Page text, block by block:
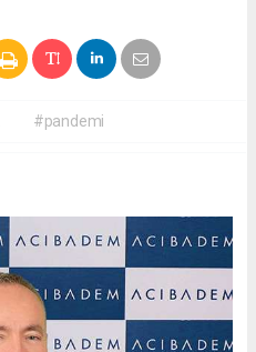
#pandemi